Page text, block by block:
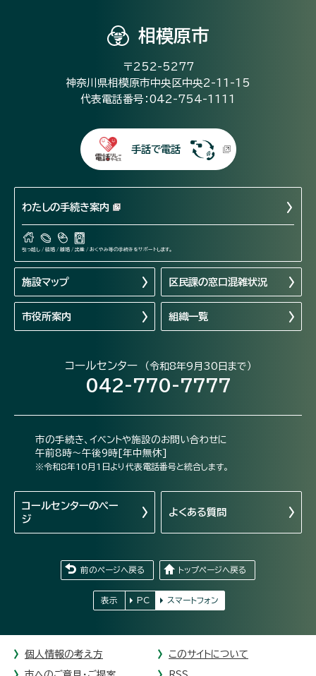
相模原市
〒252-5277
神奈川県相模原市中央区中央2-11-15
代表電話番号：042-754-1111
手話で電話
わたしの手続き案内
引っ越し / 結婚 / 離婚 / 出産 / おくやみ等の手続きをサポートします。
施設マップ 区民課の窓口混雑状況
市役所案内 組織一覧
コールセンター （令和8年9月30日まで）
042-770-7777
市の手続き、イベントや施設のお問い合わせに
午前8時～午後9時[年中無休]
※令和8年10月1日より代表電話番号と統合します。
コールセンターのペー
ジ
よくある質問
前のページへ戻る トップページへ戻る
表示 PC スマートフォン
個人情報の考え方 このサイトについて